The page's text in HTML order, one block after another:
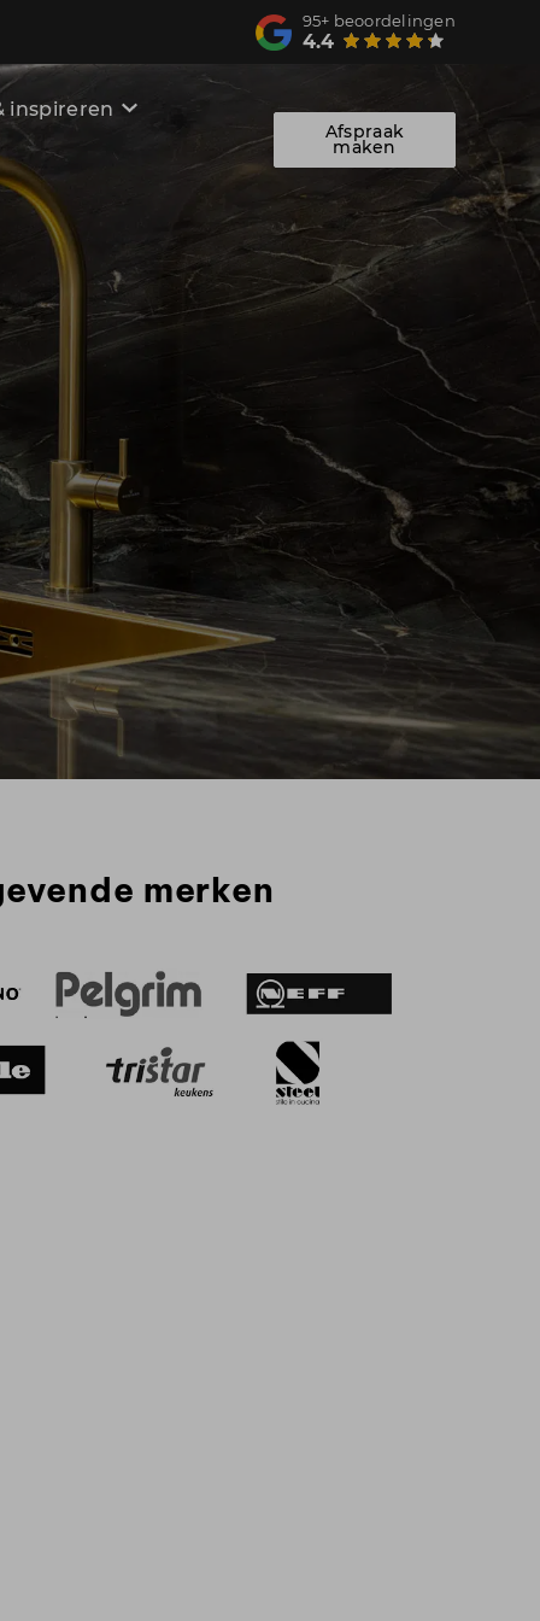
95+ beoordelingen
4.4
inspireren
Afspraak
maken
merken